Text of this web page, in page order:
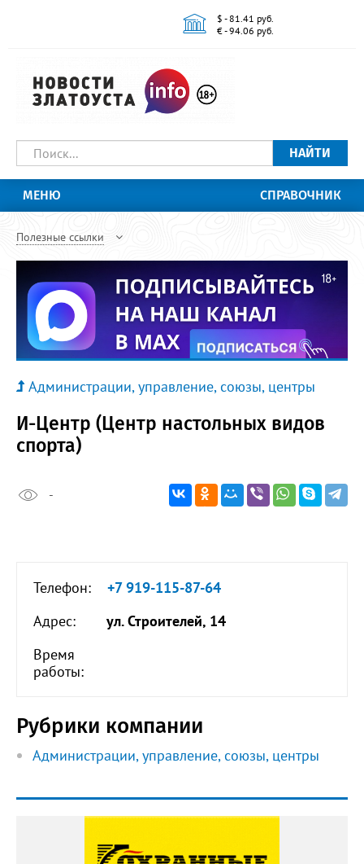
$ - 81.41 руб.
€ - 94.06 руб.
НАЙТИ
МЕНЮ СПРАВОЧНИК
Полезные ссылки
Администрации, управление, союзы, центры
И-Центр (Центр настольных видов
спорта)
-
Телефон:
+7 919-115-87-64
Адрес:
ул. Строителей, 14
Время
работы:
Рубрики компании
Администрации, управление, союзы, центры